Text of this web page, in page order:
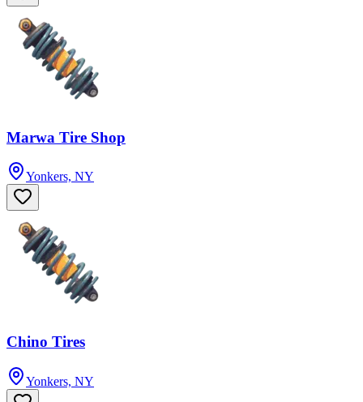
Marwa Tire Shop
Yonkers, NY
Chino Tires
Yonkers, NY